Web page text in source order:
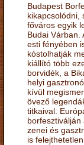
Budapest
kikapcsolódni,
főváros egyik
Budai Várban.
esti fényében
kóstolhatják
kiállító több
borvidék, a
helyi
kívül
övező
titkaival.
zenei és
is